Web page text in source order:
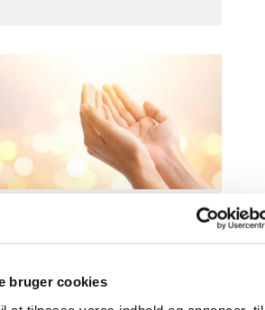
bruger cookies
Læs mere her